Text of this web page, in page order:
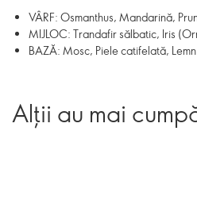
VÂRF: Osmanthus, Mandarină,
MIJLOC: Trandafir sălbatic, Iris
BAZĂ: Mosc, Piele catifelată,
Alții au mai